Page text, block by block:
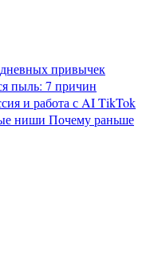
привычек
пыль: 7 причин
и работа с AITikTok
ниши Почему раньше